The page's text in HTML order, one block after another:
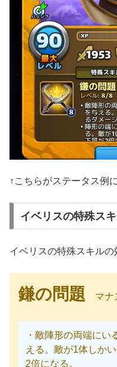
↑こちらがステータス例
イベリスの特殊ス
イベリスの特殊スキルの
鎌の問題 マナ
・敵陣形の両端に
える。敵が1体しか
2倍になる。